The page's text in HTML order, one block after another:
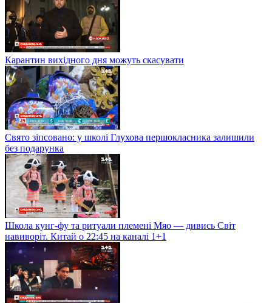
Карантин вихідного дня можуть скасувати
Свято зіпсовано: у школі Глухова першокласника залишили
без подарунка
Школа кунг-фу та ритуали племені Мяо — дивись Світ
навиворіт. Китай о 22:45 на каналі 1+1